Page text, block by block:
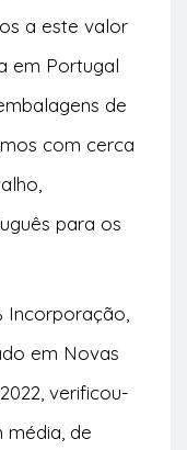
a este valor
em Portugal
de
com cerca
para os
Incorporação,
em Novas
verificou-
média, de